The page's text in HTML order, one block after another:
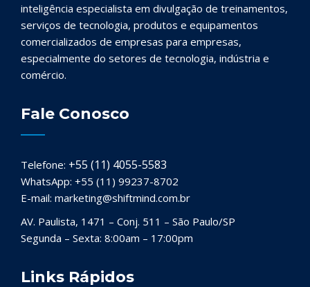
inteligência especialista em divulgação de treinamentos,
serviços de tecnologia, produtos e equipamentos
comercializados de empresas para empresas,
especialmente do setores de tecnologia, indústria e
comércio.
Fale Conosco
Telefone: +55 (11) 4055-5583
WhatsApp: +55 (11) 99237-8702
E-mail: marketing@shiftmind.com.br
AV. Paulista, 1471 – Conj. 511 – São Paulo/SP
Segunda – Sexta: 8:00am – 17:00pm
Links Rápidos